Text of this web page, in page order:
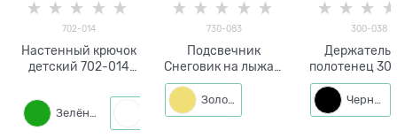
702-014
Настенный крючок
детский 702-014
Зелёный Белый
730-083
Подсвечник
Снеговик на лыжах,
металл,для одной
свечи
Золото
300-038
Держатель
полотенец
Черный